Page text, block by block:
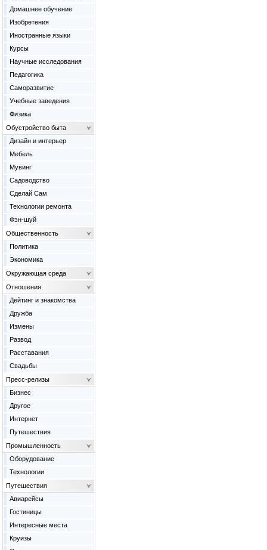
Домашнее обучение
Изобретения
Иностранные языки
Курсы
Научные исследования
Педагогика
Саморазвитие
Учебные заведения
Физика
Обустройство быта
Дизайн и интерьер
Мебель
Мувинг
Садоводство
Сделай Сам
Технологии ремонта
Фэн-шуй
Общественность
Политика
Экономика
Окружающая среда
Отношения
Дейтинг и знакомства
Дружба
Измены
Развод
Расставания
Свадьбы
Пресс-релизы
Бизнес
Другое
Интернет
Путешествия
Промышленность
Оборудование
Технологии
Путешествия
Авиарейсы
Гостиницы
Интересные места
Круизы